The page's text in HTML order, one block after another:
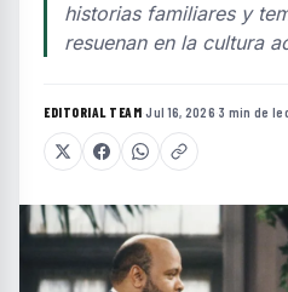
historias familiares y
resuenan en la cultura
EDITORIAL TEAM·Jul 16, 2026·3 min de